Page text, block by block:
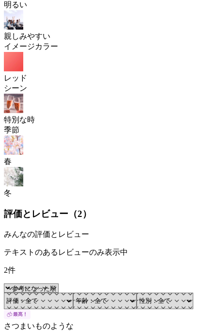
明るい
親しみやすい
イメージカラー
レッド
シーン
特別な時
季節
春
冬
評価とレビュー（2）
みんなの評価とレビュー
テキストのあるレビューのみ表示中
2件
さつまいものような